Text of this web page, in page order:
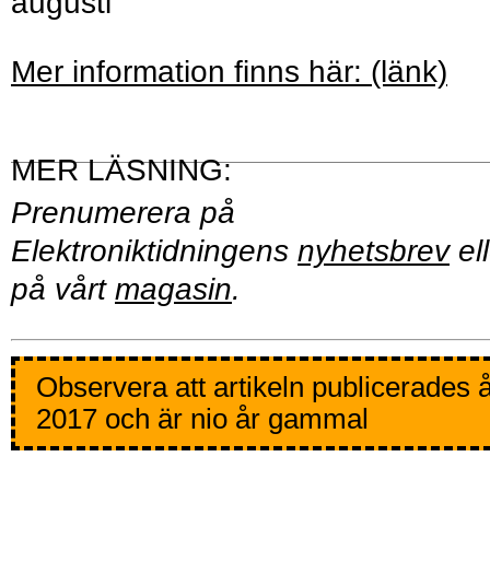
Mer information finns här: (länk)
Prenumerera på
Elektroniktidningens nyhetsbrev
på vårt magasin.
Observera att artikeln publicerades
2017 och är nio år gammal